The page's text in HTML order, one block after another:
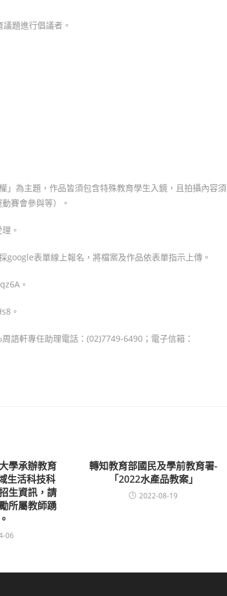
題進行倡議者。
」為主題，作品皆須包含特殊教育學生入鏡，且拍攝內容須
賽會參與等）。
。
表單線上報名，將檔案及作品依表單指示上傳。
。
。
語軒專任助理電話：(02)7749-6490；電子信箱：
學承辦教育
生活科技科
生資訊，請
所屬教師踴
06
轉知教育部國民及學前教育署-
「2022水產品教案」
2022-08-19